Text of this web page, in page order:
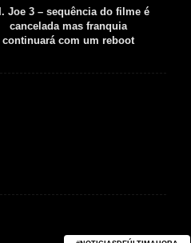
Joe 3 – sequência do filme é
cancelada mas franquia
continuará com um reboot